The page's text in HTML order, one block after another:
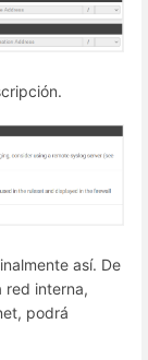
así. De
red interna,
podrá